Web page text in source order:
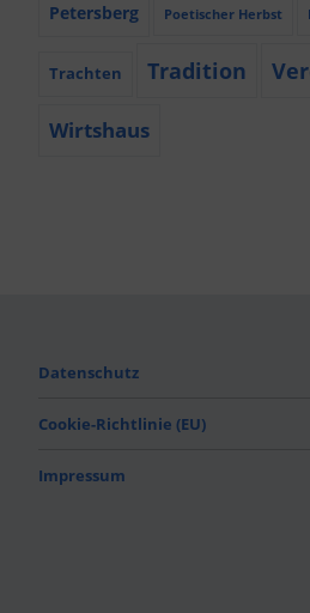
Petersberg Poetischer Herbst
Trachten Tradition
Wirtshaus
Datenschutz
Cookie-Richtlinie (EU)
Impressum